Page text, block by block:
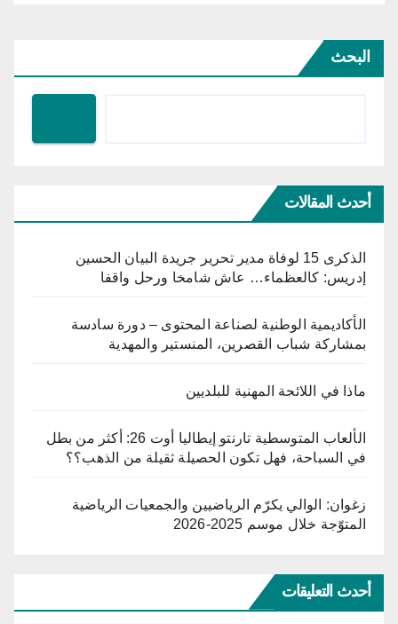
البحث
أحدث المقالات
الذكرى 15 لوفاة مدير تحرير جريدة البيان الحسين
إدريس: كالعظماء… عاش شامخا ورحل واقفا
الأكاديمية الوطنية لصناعة المحتوى – دورة سادسة
بمشاركة شباب القصرين، المنستير والمهدية
ماذا في اللائحة المهنية للبلديين
الألعاب المتوسطية تارنتو إيطاليا أوت 26: أكثر من بطل
في السباحة، فهل تكون الحصيلة ثقيلة من الذهب؟؟
زغوان: الوالي يكرّم الرياضيين والجمعيات الرياضية
المتوّجة خلال موسم 2025-2026
أحدث التعليقات